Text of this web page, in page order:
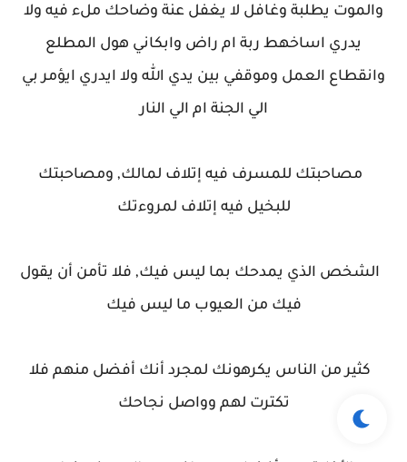
والموت يطلبة وغافل لا يغفل عنة وضاحك ملء فيه ولا
يدري اساخهط ربة ام راض وابكاني هول المطلع
وانقطاع العمل وموقفي بين يدي الله ولا ايدري ايؤمر بي
الي الجنة ام الي النار
مصاحبتك للمسرف فيه إتلاف لمالك, ومصاحبتك
للبخيل فيه إتلاف لمروءتك
الشخص الذي يمدحك بما ليس فيك, فلا تأمن أن يقول
فيك من العيوب ما ليس فيك
كثير من الناس يكرهونك لمجرد أنك أفضل منهم فلا
تكترت لهم وواصل نجاحك